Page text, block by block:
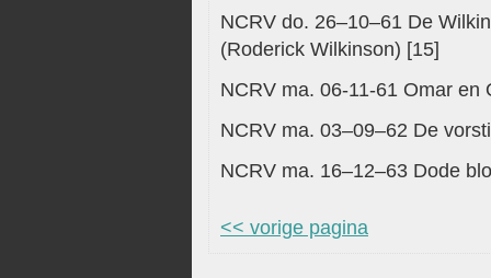
NCRV do. 26–10–61 De
(Roderick Wilkinson) [15]
NCRV ma. 06-11-61 Omar en
NCRV ma. 03–09–62 De
NCRV ma. 16–12–63 Dode
<< vorige pagina